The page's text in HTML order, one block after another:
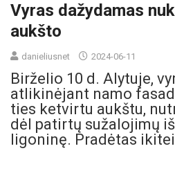
Vyras dažydamas
aukšto
danieliusnet 2024-06-11
Birželio 10 d. Alytuje,
atlikinėjant namo
ties ketvirtu aukštu,
dėl patirtų sužalojimų
ligoninę. Pradėtas